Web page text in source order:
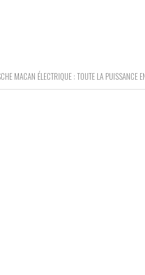
MACAN ÉLECTRIQUE : TOUTE LA PUISSANCE